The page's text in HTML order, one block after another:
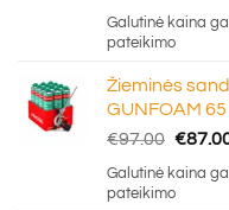
price
was:
Galutinė kaina
pateikimo
Žieminės
GUNFOAM
€97.00
price
was:
€
Galutinė kaina
pateikimo